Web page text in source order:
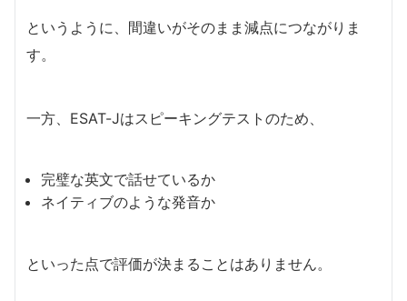
というように、間違いがそのまま減点につながりま
す。
一方、ESAT-Jはスピーキングテストのため、
完璧な英文で話せているか
ネイティブのような発音か
といった点で評価が決まることはありません。